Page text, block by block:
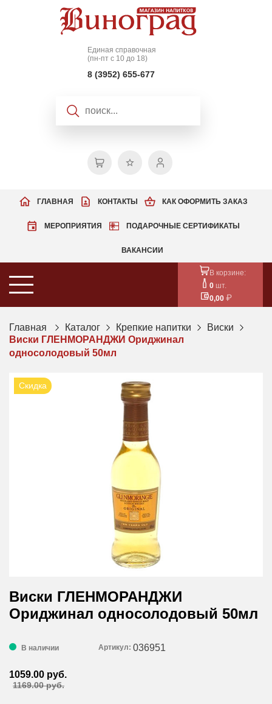
Единая справочная
(пн-пт с 10 до 18)
8 (3952) 655-677
КАК ОФОРМИТЬ ЗАКАЗ
МЕРОПРИЯТИЯ ПОДАРОЧНЫЕ СЕРТИФИКАТЫ
ВАКАНСИИ
ГЛАВНАЯ КОНТАКТЫ
В корзине:
0 шт.
0,00
Главная Каталог Крепкие напитки
Виски
Виски ГЛЕНМОРАНДЖИ Ориджинал
односолодовый 50мл
Скидка
Виски ГЛЕНМОРАНДЖИ
Ориджинал односолодовый 50мл
В наличии Артикул: 036951
1059.00 руб.
1169.00 руб.